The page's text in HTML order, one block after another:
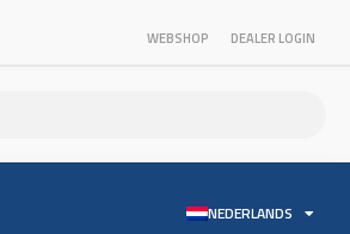
WEBSHOP DEALER LOGIN
NEDERLANDS